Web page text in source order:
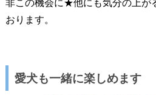
非この機会に★他にも気分の上が
おります。
愛犬も一緒に楽しめます